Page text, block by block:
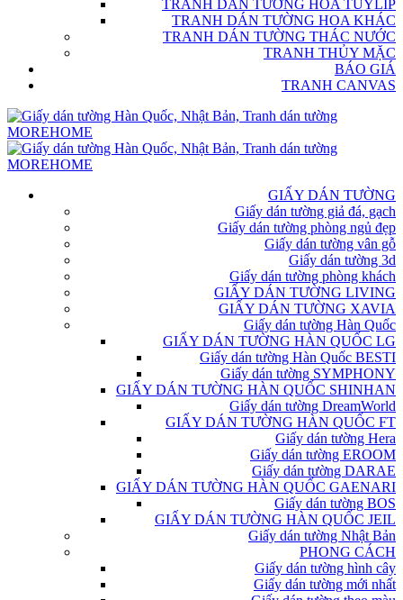
TRANH DÁN TƯỜNG HOA TUYLIP
TRANH DÁN TƯỜNG HOA KHÁC
TRANH DÁN TƯỜNG THÁC NƯỚC
TRANH THỦY MẶC
BÁO GIÁ
TRANH CANVAS
GIẤY DÁN TƯỜNG
Giấy dán tường giả đá, gạch
Giấy dán tường phòng ngủ đẹp
Giấy dán tường vân gỗ
Giấy dán tường 3d
Giấy dán tường phòng khách
GIẤY DÁN TƯỜNG LIVING
GIẤY DÁN TƯỜNG XAVIA
Giấy dán tường Hàn Quốc
GIẤY DÁN TƯỜNG HÀN QUỐC LG
Giấy dán tường Hàn Quốc BESTI
Giấy dán tường SYMPHONY
GIẤY DÁN TƯỜNG HÀN QUỐC SHINHAN
Giấy dán tường DreamWorld
GIẤY DÁN TƯỜNG HÀN QUỐC FT
Giấy dán tường Hera
Giấy dán tường EROOM
Giấy dán tường DARAE
GIẤY DÁN TƯỜNG HÀN QUỐC GAENARI
Giấy dán tường BOS
GIẤY DÁN TƯỜNG HÀN QUỐC JEIL
Giấy dán tường Nhật Bản
PHONG CÁCH
Giấy dán tường hình cây
Giấy dán tường mới nhất